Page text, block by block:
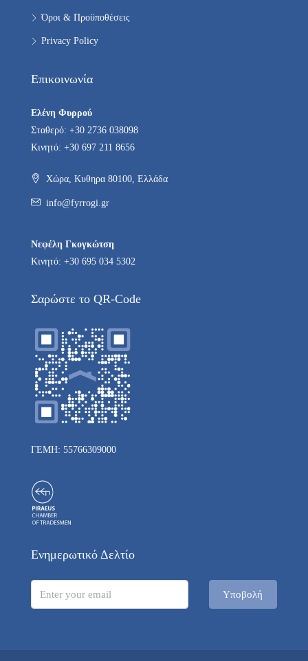
Όροι & Προϋποθέσεις
Privacy Policy
Επικοινωνία
Ελένη Φυρρού
Σταθερό: +30 2736 038098
Κινητό: +30 697 211 8656
Χώρα, Κυθηρα 80100, Ελλάδα
info@fyrrogi.gr
Νεφέλη Γκογκώτση
Κινητό: +30 695 034 5302
Σαρώστε το QR-Code
ΓΕΜΗ: 55766309000
Ενημερωτικό Δελτίο
Υποβολή